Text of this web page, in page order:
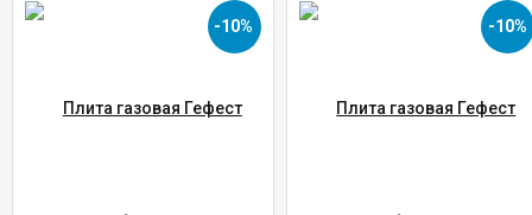
-10% -10%